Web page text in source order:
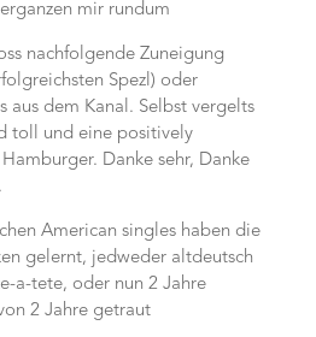
mir rundum
nachfolgende Zuneigung
Spezl) oder
aus dem Kanal. Selbst vergelts
toll und eine positively
Danke sehr, Danke
American singles haben die
gelernt, jedweder altdeutsch
a-tete, oder nun 2 Jahre
2 Jahre getraut